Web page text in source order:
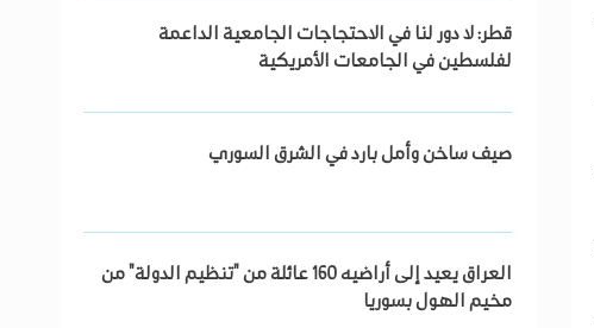
قطر: لا دور لنا في الاحتجاجات الجامعية الداعمة
لفلسطين في الجامعات الأمريكية
صيف ساخن وأمل بارد في الشرق السوري
العراق يعيد إلى أراضيه 160 عائلة من "تنظيم الدولة" من
مخيم الهول بسوريا